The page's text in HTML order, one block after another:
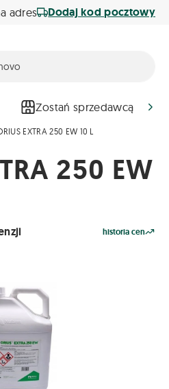
adres Dodaj kod pocztowy
Zostań sprzedawcą
EXTRA 250 EW 10 L
250 EW
historia cen